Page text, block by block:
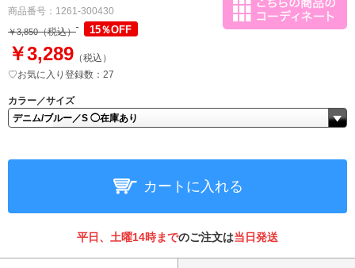
商品番号： 1261-300430
￥3,850（税込） 15％OFF
￥3,289 （税込）
♡お気に入り登録数：27
カラー／サイズ
カートに入れる
平日、土曜14時までのご注文は当日発送